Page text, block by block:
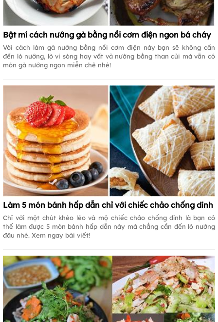
Bật mí cách nướng gà bằng nồi cơm điện ngon bá cháy
Với cách làm gà nướng bằng nồi cơm điện này bạn sẽ không cần
đến lò nướng, lò vi sóng hay vất vả nướng bằng than củi mà vẫn có
món gà nướng ngon miễn chê nhé!
Làm 5 món bánh hấp dẫn chỉ với chiếc chảo chống dính
Chỉ với một chút khéo léo và mộ chiếc chảo chống dính là bạn có
thể làm được 5 món bánh hấp dẫn này mà chẳng cần đến lò nướng
đâu nhé. Xem ngay bài viết!